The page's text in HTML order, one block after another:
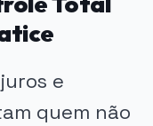
e
quem não